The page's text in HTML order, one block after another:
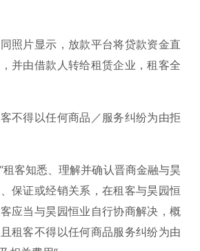
照片显示，放款平台将贷款资金直
并由借款人转给租赁企业，租客全
不得以任何商品／服务纠纷为由拒
客知悉、理解并确认晋商金融与昊
保证或经销关系，在租客与昊园恒
应当与昊园恒业自行协商解决，概
租客不得以任何商品服务纠纷为由